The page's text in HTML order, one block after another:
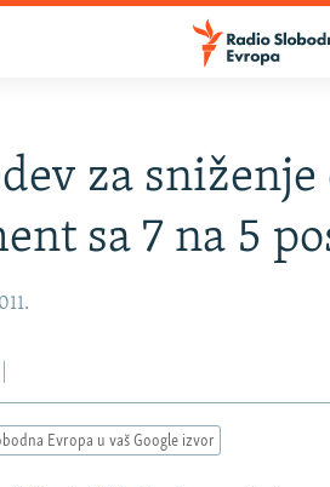
za sniženje
sa 7 na 5
Evropa u vaš Google izvor